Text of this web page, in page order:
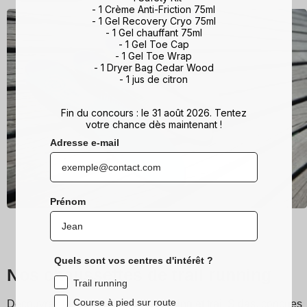
Nos chaussettes de trail running
Découvrez les chaussettes de running et trail Sidas, conçues
- 1 Crème Anti-Friction 75ml
- 1 Gel Recovery Cryo 75ml
- 1 Gel chauffant 75ml
- 1 Gel Toe Cap
- 1 Gel Toe Wrap
- 1 Dryer Bag Cedar Wood
- 1 jus de citron
Fin du concours : le 31 août 2026. Tentez
votre chance dès maintenant !
Adresse e-mail
Prénom
Quels sont vos centres d'intérêt ?
Trail running
Course à pied sur route